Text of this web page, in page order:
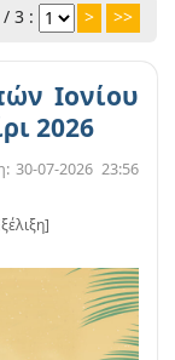
/ 3 : > >>
Ιονίου
2026
30-07-2026 23:56